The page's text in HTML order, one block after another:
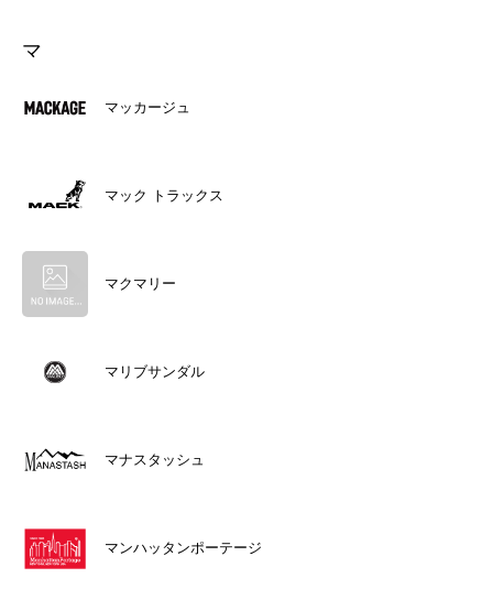
マ
マッカージュ
マック トラックス
マクマリー
マリブサンダル
マナスタッシュ
マンハッタンポーテージ